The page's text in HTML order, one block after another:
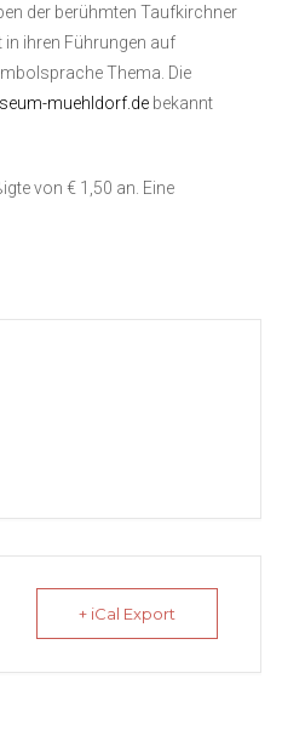
der berühmten Taufkirchner
in ihren Führungen auf
Thema. Die
muehldorf.de bekannt
von € 1,50 an. Eine
+ iCal Export